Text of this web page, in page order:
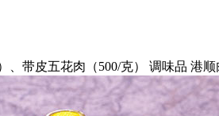
、带皮五花肉（500/克） 调味品 港